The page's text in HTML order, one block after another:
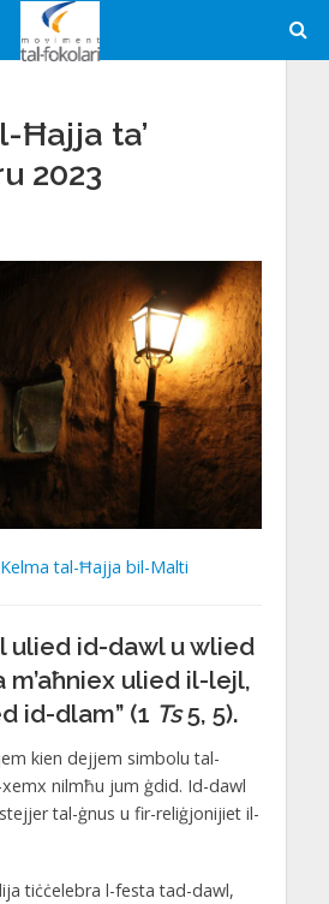
Ħajja ta’
2023
tal-Ħajja bil-Malti
ulied id-dawl u wlied
m’aħniex ulied il-lejl,
id-dlam” (1 Ts5, 5).
kien dejjem simbolu tal-
nilmħu jum ġdid. Id-dawl
tal-ġnus u fir-reliġjonijiet il-
tiċċelebra l-festa tad-dawl,